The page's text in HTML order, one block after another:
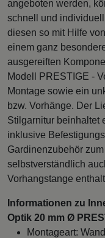
angeboten werden,
schnell und
diesen so mit Hilfe
einem ganz
ausgereiften
Modell PRESTIGE -
Montage sowie ein
bzw. Vorhänge. Der
Stilgarnitur beinhaltet
inklusive
Gardinenzubehör
selbstverständlich
Vorhangstange
Informationen zu
Optik 20 mm Ø
Montageart: